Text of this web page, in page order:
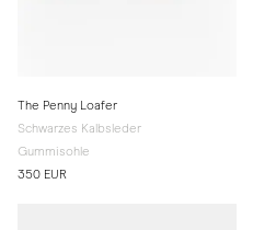
The Penny Loafer
Schwarzes Kalbsleder
Gummisohle
350 EUR